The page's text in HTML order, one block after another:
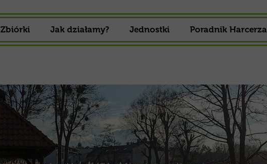
Zbiórki
Zbiórki 16 Drużyny Starszoharcerskiej
Jak działamy? Jednostki
Drużyna Harcerska
Drużyna Starszoharcerska
Poradnik Harcerza